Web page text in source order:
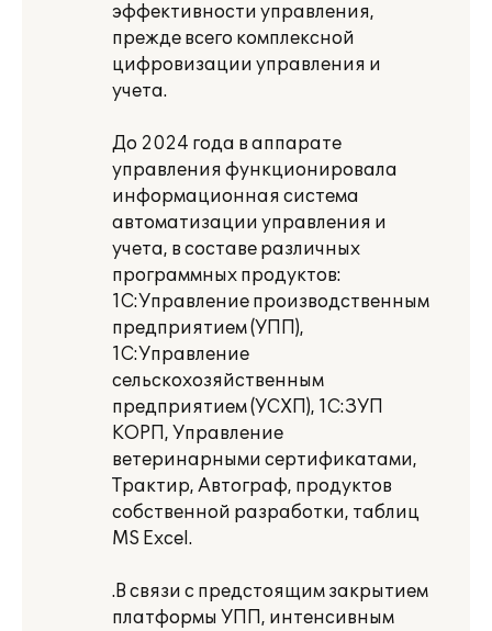
эффективности управления,
прежде всего комплексной
цифровизации управления и
учета.
До 2024 года в аппарате
управления функционировала
информационная система
автоматизации управления и
учета, в составе различных
программных продуктов:
1С:Управление производственным
предприятием (УПП),
1С:Управление
сельскохозяйственным
предприятием (УСХП), 1С:ЗУП
КОРП, Управление
ветеринарными сертификатами,
Трактир, Автограф, продуктов
собственной разработки, таблиц
MS Excel.
.В связи с предстоящим закрытием
платформы УПП, интенсивным